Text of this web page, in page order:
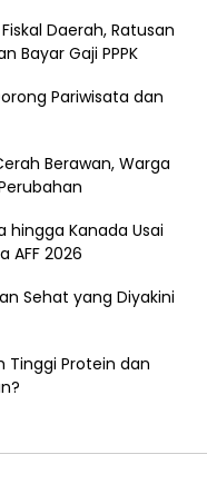
Daerah, Ratusan
Bayar Gaji PPPK
Pariwisata dan
Berawan, Warga
hingga Kanada Usai
AFF 2026
Sehat yang Diyakini
Tinggi Protein dan